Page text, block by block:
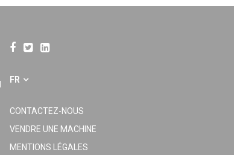
FR
CONTACTEZ-NOUS
VENDRE UNE MACHINE
MENTIONS LÉGALES